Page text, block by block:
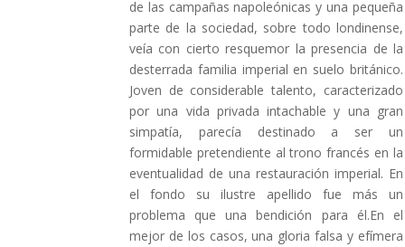
de las campañas napoleónicas y una pequeña
parte de la sociedad, sobre todo londinense,
veía con cierto resquemor la presencia de la
desterrada familia imperial en suelo británico.
Joven de considerable talento, caracterizado
por una vida privada intachable y una gran
simpatía, parecía destinado a ser un
formidable pretendiente al trono francés en la
eventualidad de una restauración imperial. En
el fondo su ilustre apellido fue más un
problema que una bendición para él.En el
mejor de los casos, una gloria falsa y efímera